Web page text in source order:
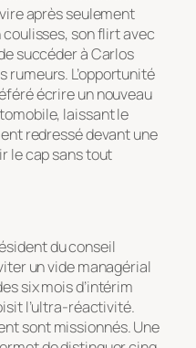
après seulement
coulisses, son flirt avec
succéder à Carlos
rumeurs. L’opportunité
écrire un nouveau
laissant le
redressé devant une
le cap sans tout
du conseil
un vide managérial
six mois d’intérim
l’ultra-réactivité.
sont missionnés. Une